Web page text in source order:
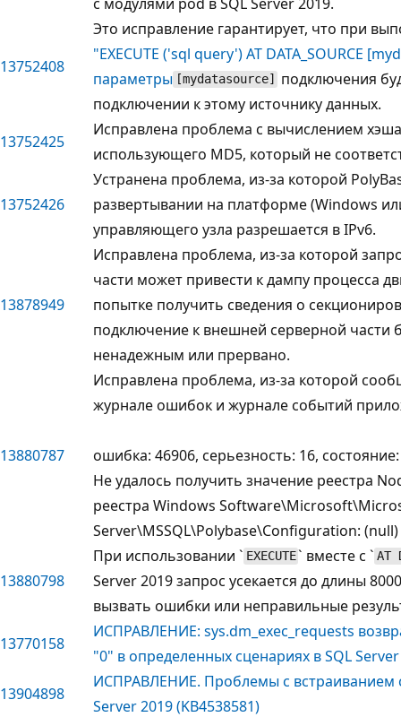
13752408
Это исправление гарантирует, что при
"EXECUTE ('sql query') AT DATA_SOURCE
параметры [mydatasource]
подключения
подключении к этому источнику данных.
13752425
Исправлена проблема с вычислением
использующего MD5, который не
13752426
Устранена проблема, из-за которой
развертывании на платформе (Windows
управляющего узла разрешается в IPv6.
13878949
Исправлена проблема, из-за которой
части может привести к дампу процесса
попытке получить сведения о
подключение к внешней серверной части
ненадежным или прервано.
13880787
Исправлена проблема, из-за которой
журнале ошибок и журнале событий
ошибка: 46906, серьезность: 16,
Не удалось получить значение реестра
реестра Windows
Server\MSSQL\Polybase\Configuration: (null)
13880798
При использовании ` EXECUTE` вместе с ` AT
Server 2019 запрос усекается до длины
вызвать ошибки или неправильные
13770158
ИСПРАВЛЕНИЕ: sys.dm_exec_requests
"0" в определенных сценариях в SQL
13904898
ИСПРАВЛЕНИЕ. Проблемы с встраиванием
Server 2019 (KB4538581)